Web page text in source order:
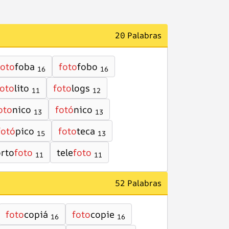
20 Palabras
foba 16 fotofobo 16
lito 11 fotologs 12
nico 13 fotónico 13
pico 15 fototeca 13
foto 11 telefoto 11
52 Palabras
fotocopiá 16 fotocopie 16